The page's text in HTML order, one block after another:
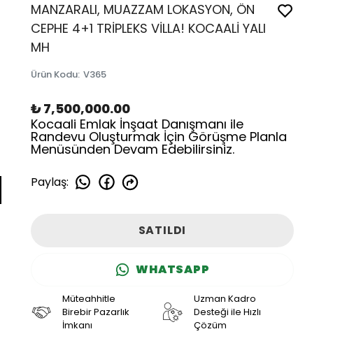
MANZARALI, MUAZZAM LOKASYON, ÖN
CEPHE 4+1 TRİPLEKS VİLLA! KOCAALİ YALI
MH
Ürün Kodu: V365
₺ 7,500,000.00
Kocaali Emlak İnşaat Danışmanı ile
Randevu Oluşturmak İçin Görüşme Planla
Menüsünden Devam Edebilirsiniz.
Paylaş:
SATILDI
WHATSAPP
Müteahhitle
Birebir Pazarlık
İmkanı
Uzman Kadro
Desteği ile Hızlı
Çözüm